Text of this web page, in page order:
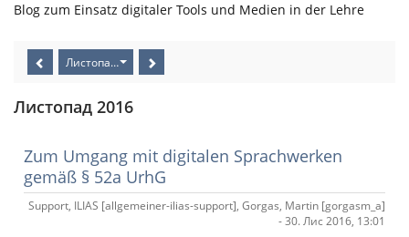
Blog zum Einsatz digitaler Tools und Medien in der Lehre
Листопад 2016
Листопад 2016
Zum Umgang mit digitalen Sprachwerken
gemäß § 52a UrhG
Support, ILIAS [allgemeiner-ilias-support], Gorgas, Martin [gorgasm_a]
- 30. Лис 2016, 13:01